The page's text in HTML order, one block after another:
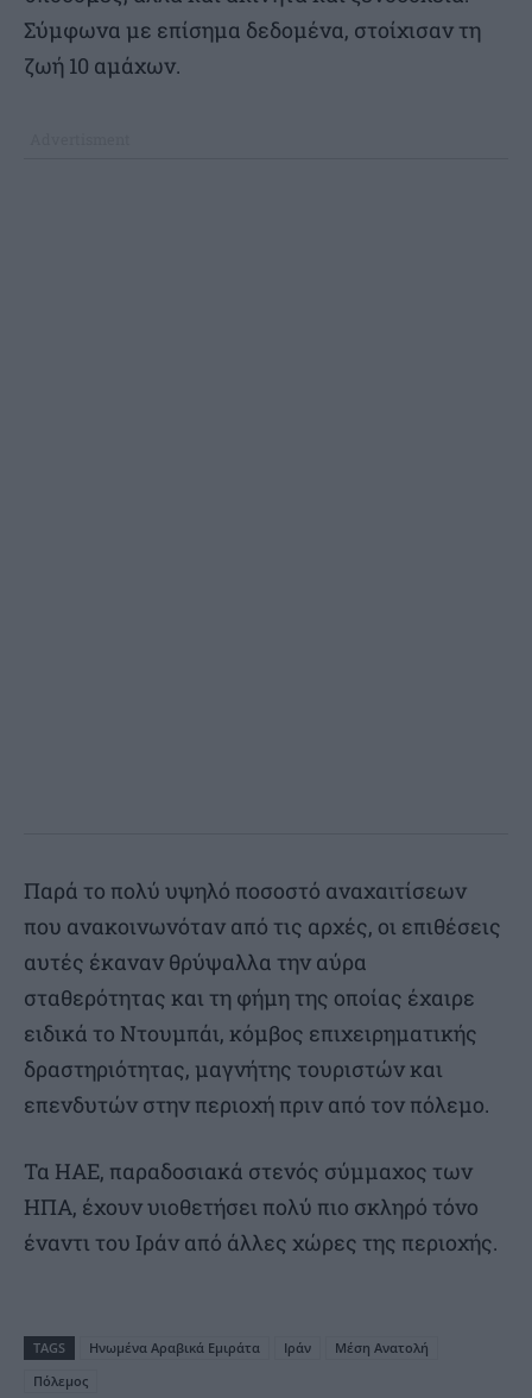
Σύμφωνα με επίσημα δεδομένα, στοίχισαν τη
ζωή 10 αμάχων.
Παρά το πολύ υψηλό ποσοστό αναχαιτίσεων
που ανακοινωνόταν από τις αρχές, οι επιθέσεις
αυτές έκαναν θρύψαλλα την αύρα
σταθερότητας και τη φήμη της οποίας έχαιρε
ειδικά το Ντουμπάι, κόμβος επιχειρηματικής
δραστηριότητας, μαγνήτης τουριστών και
επενδυτών στην περιοχή πριν από τον πόλεμο.
Τα ΗΑΕ, παραδοσιακά στενός σύμμαχος των
ΗΠΑ, έχουν υιοθετήσει πολύ πιο σκληρό τόνο
έναντι του Ιράν από άλλες χώρες της περιοχής.
TAGS Ηνωμένα Αραβικά Εμιράτα Ιράν
Μέση Ανατολή
Πόλεμος